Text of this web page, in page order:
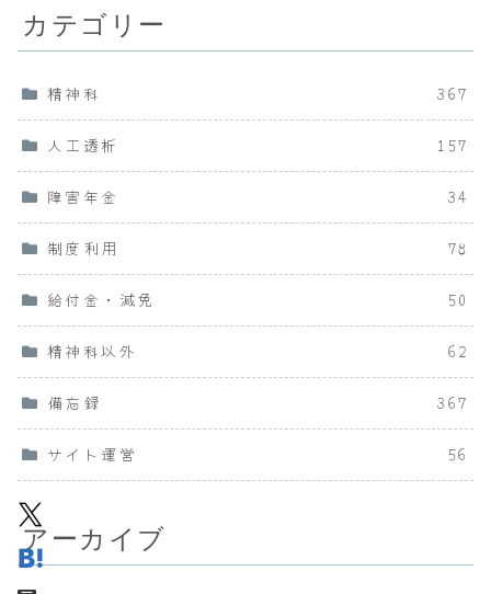
カテゴリー
精神科 367
人工透析 157
障害年金 34
制度利用 78
給付金・減免 50
精神科以外 62
備忘録 367
サイト運営 56
アーカイブ